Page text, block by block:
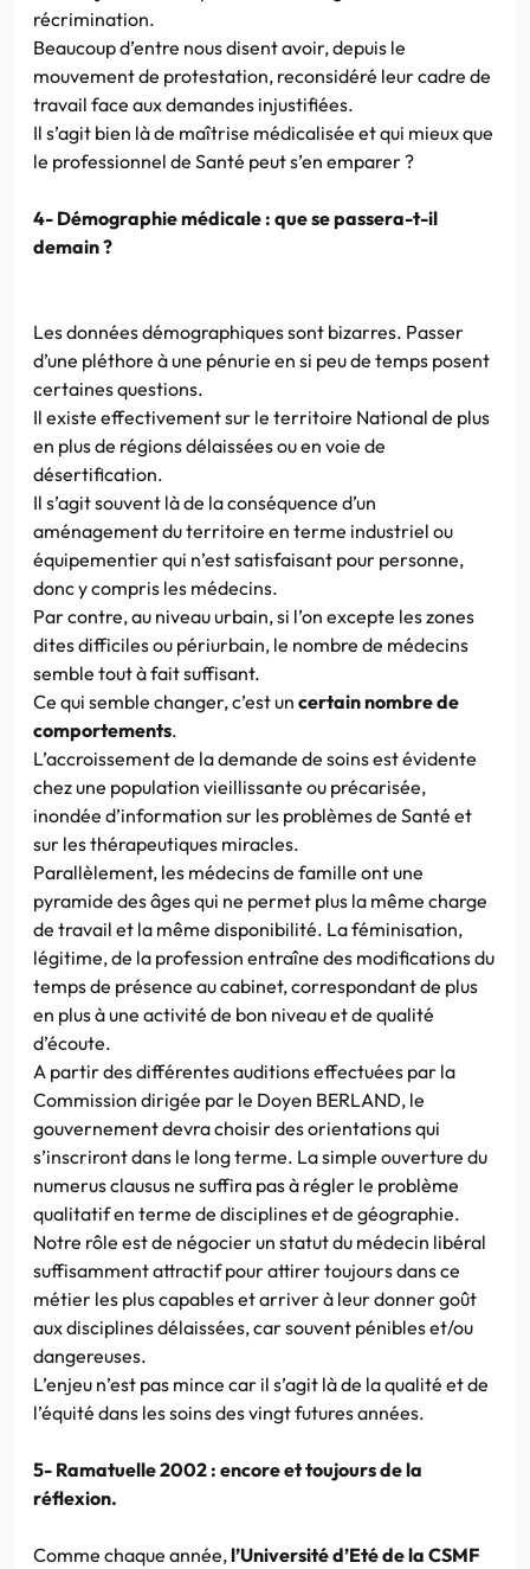
récrimination.
Beaucoup d’entre nous disent avoir, depuis le
mouvement de protestation, reconsidéré leur cadre de
travail face aux demandes injustifiées.
Il s’agit bien là de maîtrise médicalisée et qui mieux que
le professionnel de Santé peut s’en emparer ?
4- Démographie médicale : que se passera-t-il
demain ?
Les données démographiques sont bizarres. Passer
d’une pléthore à une pénurie en si peu de temps posent
certaines questions.
Il existe effectivement sur le territoire National de plus
en plus de régions délaissées ou en voie de
désertification.
Il s’agit souvent là de la conséquence d’un
aménagement du territoire en terme industriel ou
équipementier qui n’est satisfaisant pour personne,
donc y compris les médecins.
Par contre, au niveau urbain, si l’on excepte les zones
dites difficiles ou périurbain, le nombre de médecins
semble tout à fait suffisant.
Ce qui semble changer, c’est un certain nombre de
comportements.
L’accroissement de la demande de soins est évidente
chez une population vieillissante ou précarisée,
inondée d’information sur les problèmes de Santé et
sur les thérapeutiques miracles.
Parallèlement, les médecins de famille ont une
pyramide des âges qui ne permet plus la même charge
de travail et la même disponibilité. La féminisation,
légitime, de la profession entraîne des modifications du
temps de présence au cabinet, correspondant de plus
en plus à une activité de bon niveau et de qualité
d’écoute.
A partir des différentes auditions effectuées par la
Commission dirigée par le Doyen BERLAND, le
gouvernement devra choisir des orientations qui
s’inscriront dans le long terme. La simple ouverture du
numerus clausus ne suffira pas à régler le problème
qualitatif en terme de disciplines et de géographie.
Notre rôle est de négocier un statut du médecin libéral
suffisamment attractif pour attirer toujours dans ce
métier les plus capables et arriver à leur donner goût
aux disciplines délaissées, car souvent pénibles et/ou
dangereuses.
L’enjeu n’est pas mince car il s’agit là de la qualité et de
l’équité dans les soins des vingt futures années.
5- Ramatuelle 2002 : encore et toujours de la
réflexion.
Comme chaque année,l’Université d’Eté de la CSMF